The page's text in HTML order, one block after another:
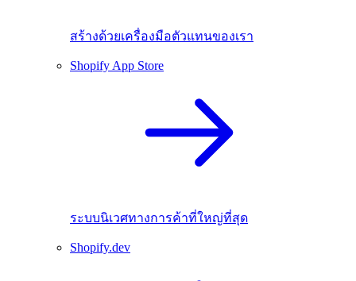
สร้างด้วยเครื่องมือตัวแทนของเรา
Shopify App Store
ระบบนิเวศทางการค้าที่ใหญ่ที่สุด
Shopify.dev